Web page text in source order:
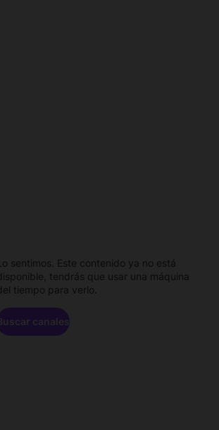
Lo sentimos. Este contenido ya no está
tendrás que usar una máquina
tiempo para verlo.
canales